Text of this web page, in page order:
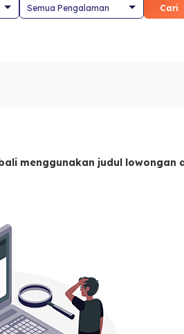
Cari
menggunakan judul lowongan